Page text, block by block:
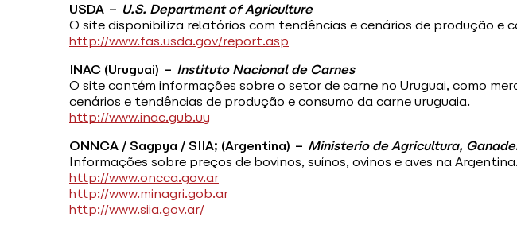
USDA – U.S. Department of Agriculture
O site disponibiliza relatórios com tendências e cenários de produção e
http://www.fas.usda.gov/report.asp
INAC (Uruguai) – Instituto Nacional de Carnes
O site contém informações sobre o setor de carne no Uruguai, como
cenários e tendências de produção e consumo da carne uruguaia.
http://www.inac.gub.uy
ONNCA / Sagpya / SIIA; (Argentina) – Ministerio de Agricultura,
Informações sobre preços de bovinos, suínos, ovinos e aves na
http://www.oncca.gov.ar
http://www.minagri.gob.ar
http://www.siia.gov.ar/